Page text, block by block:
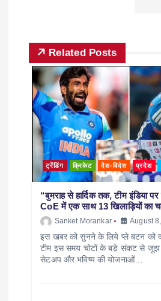
Related Posts
ट्रेंडिंग क्रिकेट देश-विदेश प्रदेश
“बुमराह से हार्दिक तक, टीम इंडिया
CoE में एक साथ 13 खिलाड़ियों का
Sanket Morankar August
इस खबर को सुनने के लिये प्ले बटन को
टीम इस समय चोटों के बड़े संकट से जूझ
सेटअप और भविष्य की योजनाओं…